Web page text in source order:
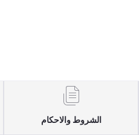
الشروط والاحكام